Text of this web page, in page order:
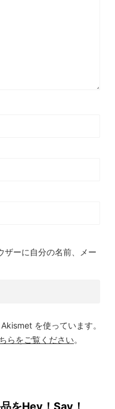
ザーに自分の名前、メー
を使っています。
らをご覧ください。
をHey！Say！